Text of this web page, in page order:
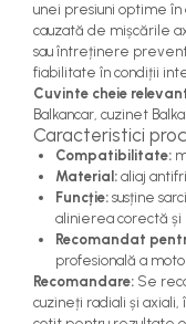
unei presiuni optime
cauzată de mișcările
sau întreținere
fiabilitate în condiții
Cuvinte cheie
Balkancar, cuzinet
Caracteristici
Compatibilitate:
Material: aliaj
Funcție: susține
alinierea corectă
Recomandat
profesională a
Recomandare: Se
cuzineți radiali și